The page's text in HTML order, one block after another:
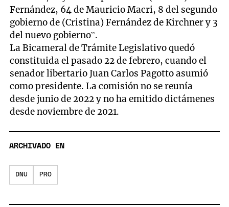
Fernández, 64 de Mauricio Macri, 8 del segundo
gobierno de (Cristina) Fernández de Kirchner y 3
del nuevo gobierno”.
La Bicameral de Trámite Legislativo quedó
constituida el pasado 22 de febrero, cuando el
senador libertario Juan Carlos Pagotto asumió
como presidente. La comisión no se reunía
desde junio de 2022 y no ha emitido dictámenes
desde noviembre de 2021.
ARCHIVADO EN
DNU PRO